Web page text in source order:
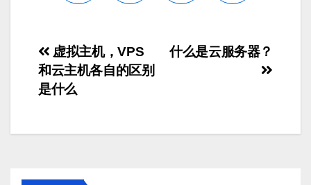
文
章
航
什么是云服务器？
虚拟主机，VPS
和云主机各自的区别
是什么